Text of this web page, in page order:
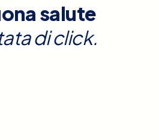
salute
di click.